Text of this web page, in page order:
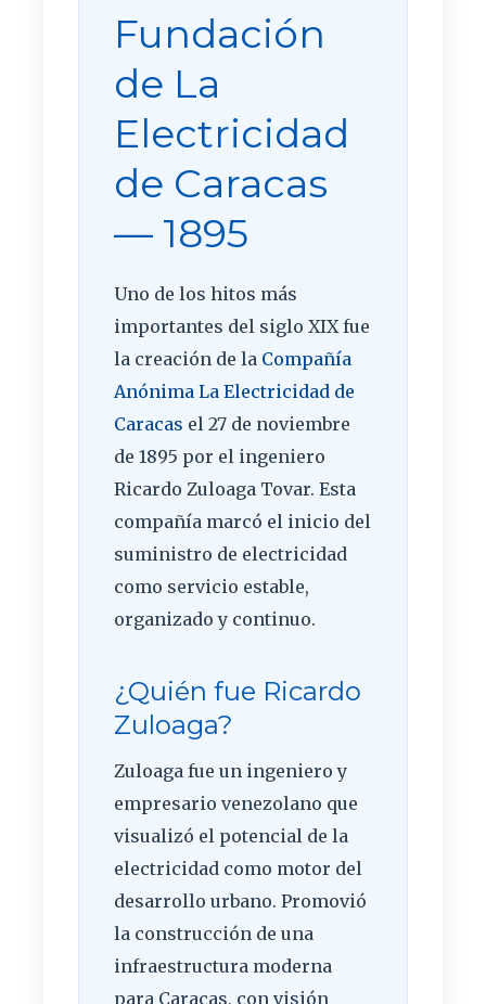
Fundación
de La
Electricidad
de Caracas
— 1895
Uno de los hitos más
importantes del siglo XIX fue
la creación de la Compañía
Anónima La Electricidad de
Caracas el 27 de noviembre
de 1895 por el ingeniero
Ricardo Zuloaga Tovar. Esta
compañía marcó el inicio del
suministro de electricidad
como servicio estable,
organizado y continuo.
¿Quién fue Ricardo
Zuloaga?
Zuloaga fue un ingeniero y
empresario venezolano que
visualizó el potencial de la
electricidad como motor del
desarrollo urbano. Promovió
la construcción de una
infraestructura moderna
para Caracas, con visión